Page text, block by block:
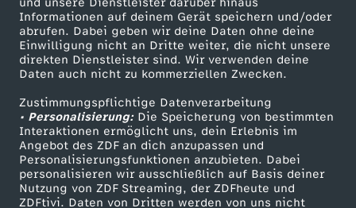
und unsere Dienstleister darüber hinaus
Informationen auf deinem Gerät speichern und/oder
abrufen. Dabei geben wir deine Daten ohne deine
Einwilligung nicht an Dritte weiter, die nicht unsere
direkten Dienstleister sind. Wir verwenden deine
Daten auch nicht zu kommerziellen Zwecken.
Zustimmungspflichtige Datenverarbeitung
• Personalisierung:Die Speicherung von bestimmten
Interaktionen ermöglicht uns, dein Erlebnis im
Angebot des ZDF an dich anzupassen und
Personalisierungsfunktionen anzubieten. Dabei
personalisieren wir ausschließlich auf Basis deiner
Nutzung von ZDF Streaming, der ZDFheute und
ZDFtivi. Daten von Dritten werden von uns nicht
e
i
s
t
d
ZDF-Apps
Smart TV
ZDFtext
Livestreams
Sendungen A-Z
TV-Programm
ZDFmitreden
Kontakt zum ZDF
Tickets
Zuschauerservice
Hilfe